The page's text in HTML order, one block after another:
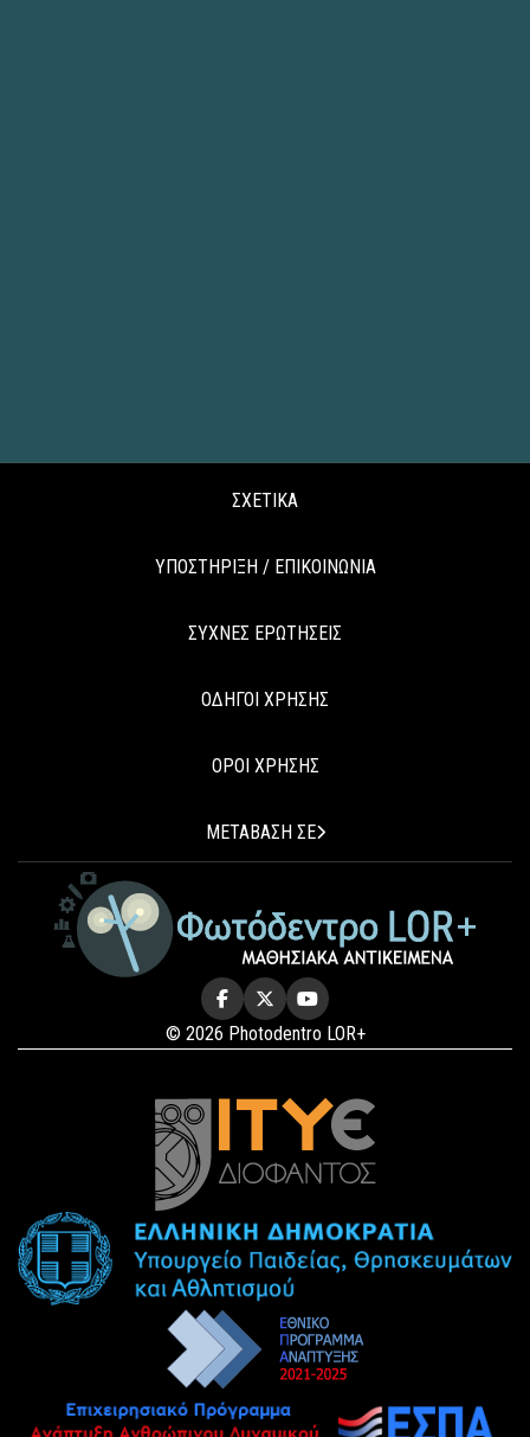
ΣΧΕΤΙΚΑ
ΥΠΟΣΤΗΡΙΞΗ / ΕΠΙΚΟΙΝΩΝΙΑ
ΣΥΧΝΕΣ ΕΡΩΤΗΣΕΙΣ
ΟΔΗΓΟΙ ΧΡΗΣΗΣ
ΟΡΟΙ ΧΡΗΣΗΣ
ΜΕΤΑΒΑΣΗ ΣΕ
© 2026 Photodentro LOR+